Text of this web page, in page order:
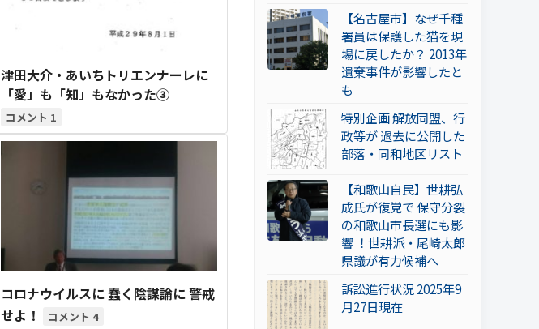
【名古屋市】なぜ千種
署員は保護した猫を現
場に戻したか？ 2013年
遺棄事件が影響したと
も
特別企画 解放同盟、行
政等が 過去に公開した
部落・同和地区リスト
【和歌山自民】世耕弘
成氏が復党で 保守分裂
の和歌山市長選にも影
響 ！世耕派・尾崎太郎
県議が有力候補へ
訴訟進行状況 2025年9
月27日現在
津田大介・あいちトリエンナーレに
「愛」も「知」もなかった③
1
コロナウイルスに 蠢く陰謀論に 警戒
せよ！
4